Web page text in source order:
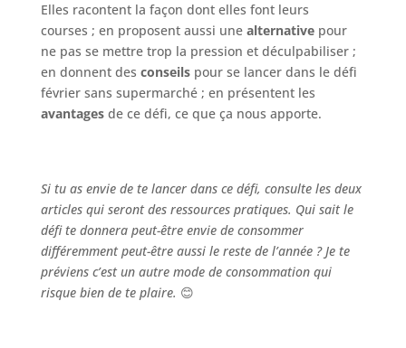
Elles racontent la façon dont elles font leurs
courses ; en proposent aussi une alternativepour
ne pas se mettre trop la pression et déculpabiliser ;
en donnent des conseilspour se lancer dans le défi
février sans supermarché ; en présentent les
avantagesde ce défi, ce que ça nous apporte.
Si tu as envie de te lancer dans ce défi, consulte les deux
articles qui seront des ressources pratiques. Qui sait le
défi te donnera peut-être envie de consommer
différemment peut-être aussi le reste de l’année ? Je te
préviens c’est un autre mode de consommation qui
risque bien de te plaire. 😊